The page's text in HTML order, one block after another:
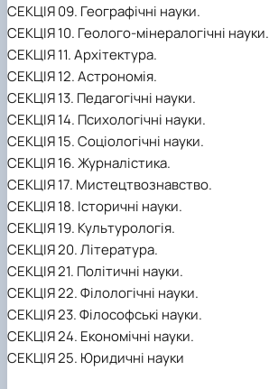
СЕКЦІЯ 09. Географічні науки.
СЕКЦІЯ 10. Геолого-мінералогічні науки.
СЕКЦІЯ 11. Архітектура.
СЕКЦІЯ 12. Астрономія.
СЕКЦІЯ 13. Педагогічні науки.
СЕКЦІЯ 14. Психологічні науки.
СЕКЦІЯ 15. Соціологічні науки.
СЕКЦІЯ 16. Журналістика.
СЕКЦІЯ 17. Мистецтвознавство.
СЕКЦІЯ 18. Історичні науки.
СЕКЦІЯ 19. Культурологія.
СЕКЦІЯ 20. Література.
СЕКЦІЯ 21. Політичні науки.
СЕКЦІЯ 22. Філологічні науки.
СЕКЦІЯ 23. Філософські науки.
СЕКЦІЯ 24. Економічні науки.
СЕКЦІЯ 25. Юридичні науки